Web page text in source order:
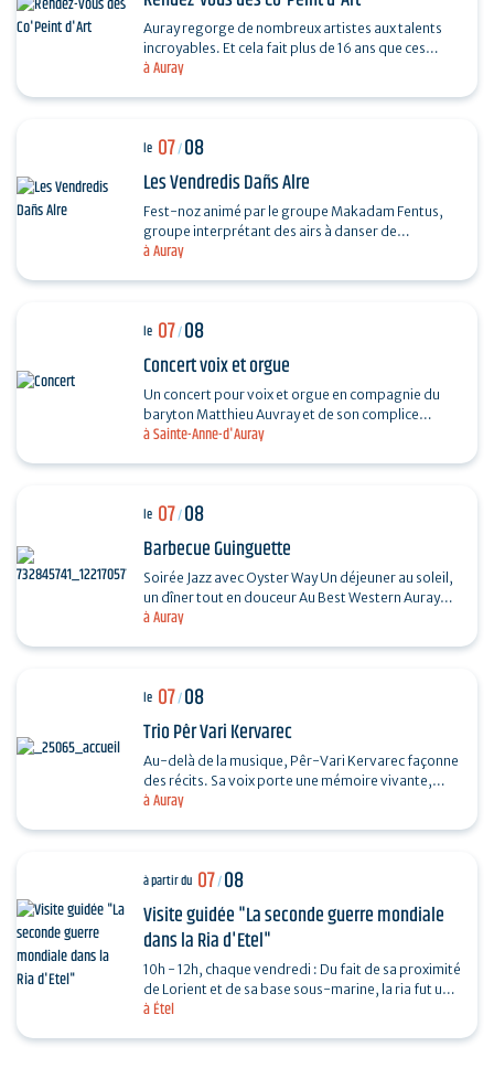
à Auray
Auray regorge de nombreux artistes aux talents
incroyables. Et cela fait plus de 16 ans que ces
derniers se réunissent tous les étés. Pour
à Auray
le 07/08
Les Vendredis Dañs Alre
Fest-noz animé par le groupe Makadam Fentus,
groupe interprétant des airs à danser de
Bretagne. Il propose des airs et des chants issus de
à Sainte-Anne-d'Auray
le 07/08
Concert voix et orgue
Un concert pour voix et orgue en compagnie du
baryton Matthieu Auvray et de son complice
Antoine Joly aux claviers, pour un moment
à Auray
le 07/08
Barbecue Guinguette
Soirée Jazz avec Oyster Way Un déjeuner au soleil,
un dîner tout en douceur Au Best Western Auray
Hôtel du Loch, la terrasse du restaurant La
à Auray
le 07/08
Trio Pêr Vari Kervarec
Au-delà de la musique, Pêr-Vari Kervarec façonne
des récits. Sa voix porte une mémoire vivante,
enracinée dans l’âme collective, où chaque mot…
à Étel
à partir du 07/08
Visite guidée "La seconde guerre mondiale
dans la Ria d'Etel"
10h - 12h, chaque vendredi : Du fait de sa proximité
de Lorient et de sa base sous-marine, la ria fut un
enjeu important de la seconde guerre mondiale.…